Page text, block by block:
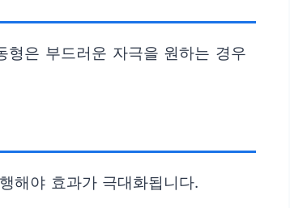
은 부드러운 자극을 원하는 경우
해야 효과가 극대화됩니다.